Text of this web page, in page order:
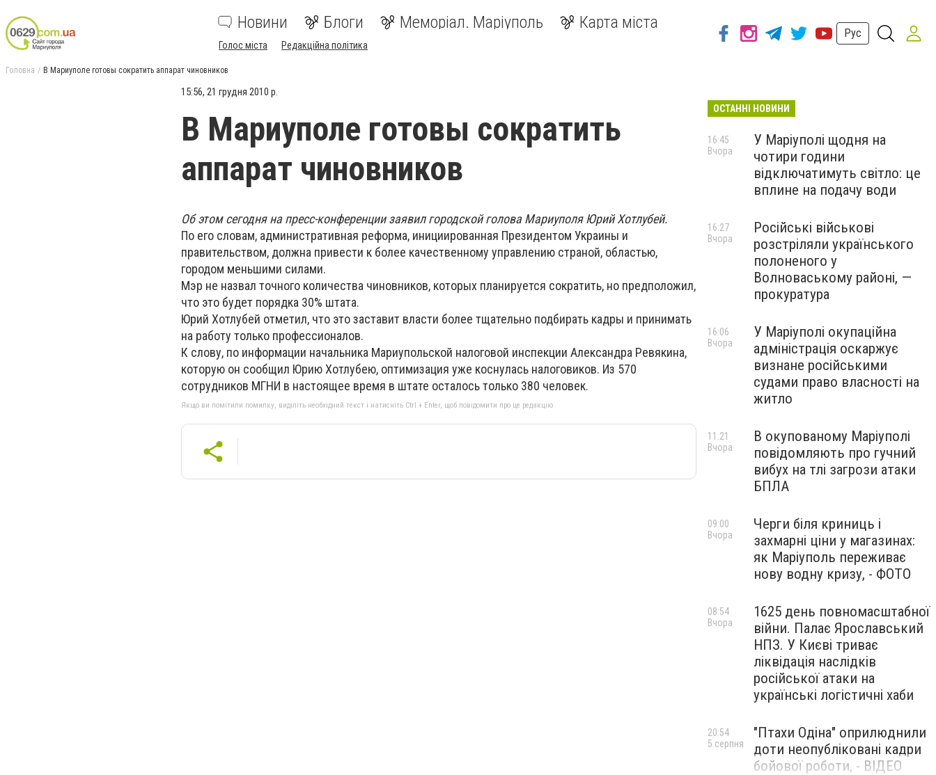
Новини Блоги Меморіал. Маріуполь Карта міста
Голос міста Редакційна політика
Рус
Головна В Мариуполе готовы сократить аппарат чиновников
15:56, 21 грудня 2010 р.
В Мариуполе готовы сократить
аппарат чиновников
Об этом сегодня на пресс-конференции заявил городской голова Мариуполя Юрий Хотлубей.
По его словам, административная реформа, инициированная Президентом Украины и
правительством, должна привести к более качественному управлению страной, областью,
городом меньшими силами.
Мэр не назвал точного количества чиновников, которых планируется сократить, но предположил,
что это будет порядка 30% штата.
Юрий Хотлубей отметил, что это заставит власти более тщательно подбирать кадры и принимать
на работу только профессионалов.
К слову, по информации начальника Мариупольской налоговой инспекции Александра Ревякина,
которую он сообщил Юрию Хотлубею, оптимизация уже коснулась налоговиков. Из 570
сотрудников МГНИ в настоящее время в штате осталось только 380 человек.
Якщо ви помітили помилку, виділіть необхідний текст і натисніть Ctrl + Enter, щоб повідомити про це редакцію
ОСТАННІ НОВИНИ
У Маріуполі щодня на
чотири години
відключатимуть світло: це
вплине на подачу води
16:45
Вчора
Російські військові
розстріляли українського
полоненого у
Волноваському районі, —
прокуратура
16:27
Вчора
У Маріуполі окупаційна
адміністрація оскаржує
визнане російськими
судами право власності на
житло
16:06
Вчора
В окупованому Маріуполі
повідомляють про гучний
вибух на тлі загрози атаки
БПЛА
11:21
Вчора
Черги біля криниць і
захмарні ціни у магазинах:
як Маріуполь переживає
нову водну кризу, - ФОТО
09:00
Вчора
1625 день повномасштабної
війни. Палає Ярославський
НПЗ. У Києві триває
ліквідація наслідків
російської атаки на
українські логістичні хаби
08:54
Вчора
"Птахи Одіна" оприлюднили
доти неопубліковані кадри
бойової роботи, - ВІДЕО
20:54
5 серпня